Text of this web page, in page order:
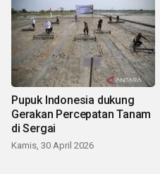
Pupuk Indonesia dukung
Gerakan Percepatan Tanam
di Sergai
Kamis, 30 April 2026